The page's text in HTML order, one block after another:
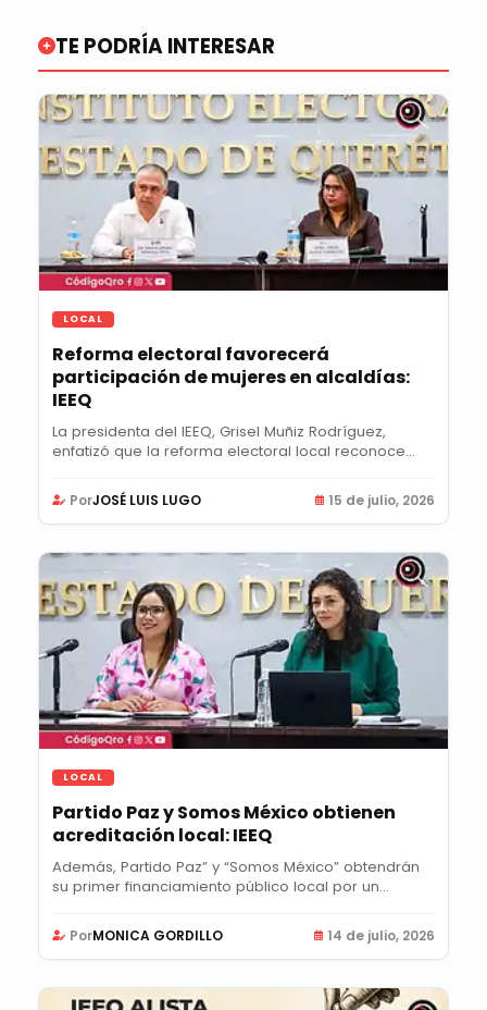
TE PODRÍA INTERESAR
LOCAL
Reforma electoral favorecerá
participación de mujeres en alcaldías:
IEEQ
La presidenta del IEEQ, Grisel Muñiz Rodríguez,
enfatizó que la reforma electoral local reconoce...
PorJOSÉ LUIS LUGO 15 de julio, 2026
LOCAL
Partido Paz y Somos México obtienen
acreditación local: IEEQ
Además, Partido Paz” y “Somos México” obtendrán
su primer financiamiento público local por un...
PorMONICA GORDILLO 14 de julio, 2026